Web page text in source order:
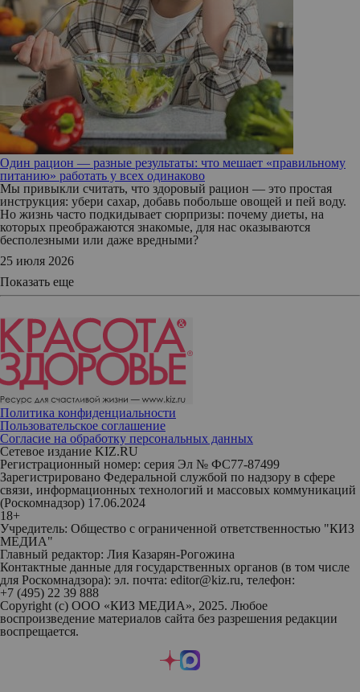
Один рацион — разные результаты: что мешает «правильному
питанию» работать у всех одинаково
Мы привыкли считать, что здоровый рацион — это простая
инструкция: убери сахар, добавь побольше овощей и пей воду.
Но жизнь часто подкидывает сюрпризы: почему диеты, на
которых преображаются знакомые, для нас оказываются
бесполезными или даже вредными?
25 июля 2026
Показать еще
Политика конфиденциальности
Пользовательское соглашение
Согласие на обработку персональных данных
Сетевое издание KIZ.RU
Регистрационный номер: серия Эл № ФС77-87499
Зарегистрировано Федеральной службой по надзору в сфере
связи, информационных технологий и массовых коммуникаций
(Роскомнадзор) 17.06.2024
18+
Учредитель: Общество с ограниченной ответственностью "КИЗ
МЕДИА"
Главный редактор: Лия Казарян-Рогожина
Контактные данные для государственных органов (в том числе
для Роскомнадзора): эл. почта: editor@kiz.ru, телефон:
+7 (495) 22 39 888
Copyright (с) ООО «КИЗ МЕДИА», 2025. Любое
воспроизведение материалов сайта без разрешения редакции
воспрещается.